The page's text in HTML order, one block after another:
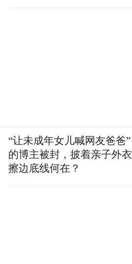
“让未成年女儿喊网友爸爸”
的博主被封，披着亲子外衣
擦边底线何在？